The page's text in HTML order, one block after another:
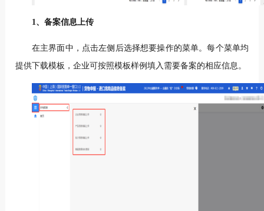
1、备案信息上传
在主界面中，点击左侧后选择想要操作的菜单。每个菜单均
提供下载模板，企业可按照模板样例填入需要备案的相应信息。